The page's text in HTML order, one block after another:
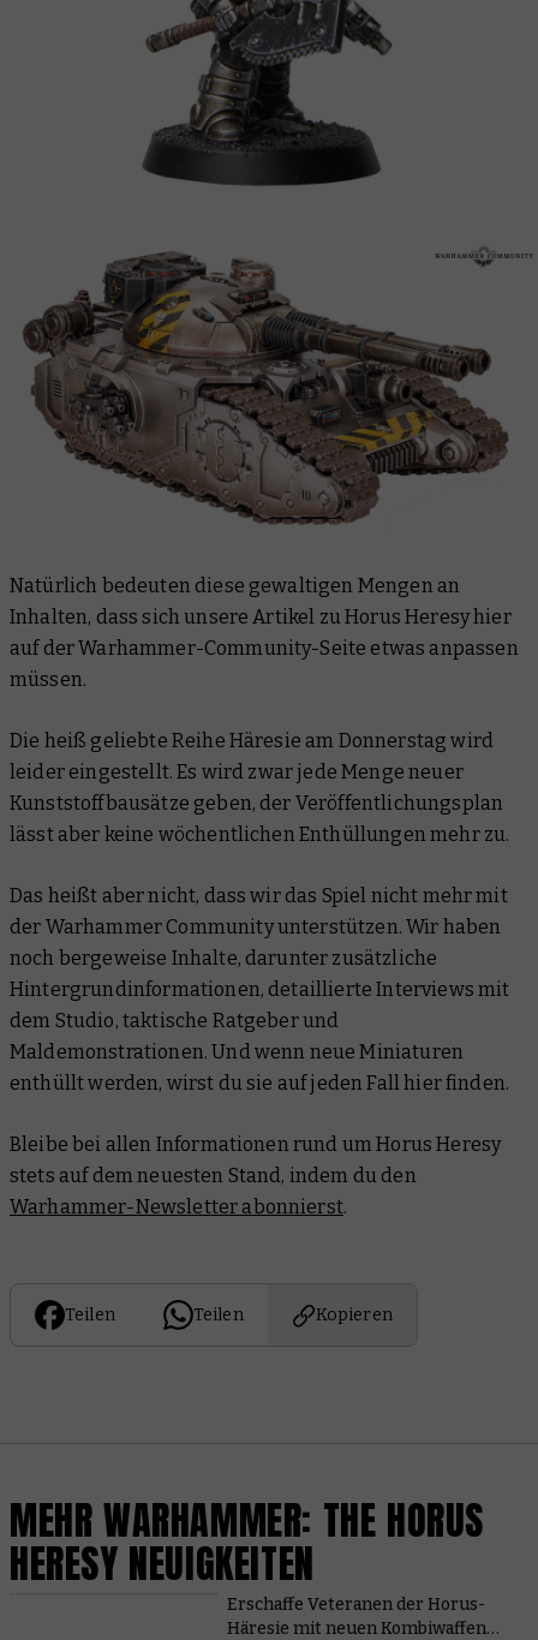
Natürlich bedeuten diese gewaltigen Mengen an
Inhalten, dass sich unsere Artikel zu Horus Heresy hier
auf der Warhammer-Community-Seite etwas anpassen
müssen.
Die heiß geliebte Reihe Häresie am Donnerstag wird
leider eingestellt. Es wird zwar jede Menge neuer
Kunststoffbausätze geben, der Veröffentlichungsplan
lässt aber keine wöchentlichen Enthüllungen mehr zu.
Das heißt aber nicht, dass wir das Spiel nicht mehr mit
der Warhammer Community unterstützen. Wir haben
noch bergeweise Inhalte, darunter zusätzliche
Hintergrundinformationen, detaillierte Interviews mit
dem Studio, taktische Ratgeber und
Maldemonstrationen. Und wenn neue Miniaturen
enthüllt werden, wirst du sie auf jeden Fall hier finden.
Bleibe bei allen Informationen rund um Horus Heresy
stets auf dem neuesten Stand, indem du den
Warhammer-Newsletter abonnierst.
Teilen Teilen Kopieren
MEHR WARHAMMER: THE HORUS
HERESY NEUIGKEITEN
Erschaffe Veteranen der Horus-
Häresie mit neuen Kombiwaffen